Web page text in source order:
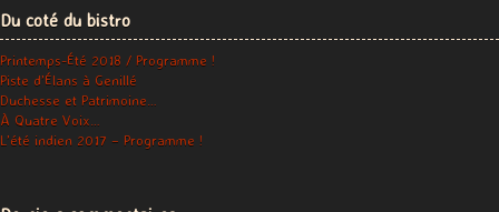
Du coté du bistro
Printemps-Été 2018 / Programme !
Piste d’Élans à Genillé
Duchesse et Patrimoine…
À Quatre Voix…
L’été indien 2017 – Programme !